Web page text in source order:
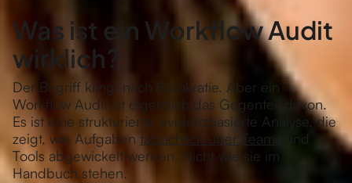
Was ist ein Workflow Audit
wirklich?
Der Begriff klingt nach Bürokratie. Aber ein
Workflow Audit ist eigentlich das Gegenteil davon.
Es ist eine strukturierte, evidenzbasierte Analyse, die
zeigt, wie Aufgaben tatsächlich über Teams
und
Tools abgewickelt werden. Nicht wie sie im
Handbuch stehen.